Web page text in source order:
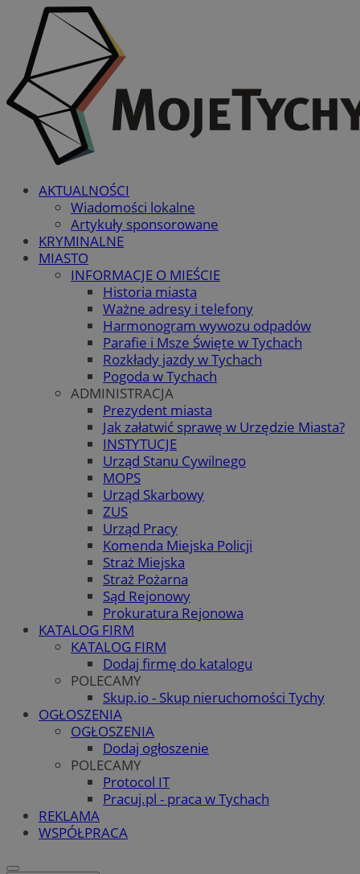
AKTUALNOŚCI
Wiadomości lokalne
Artykuły sponsorowane
KRYMINALNE
MIASTO
INFORMACJE O MIEŚCIE
Historia miasta
Ważne adresy i telefony
Harmonogram wywozu odpadów
Parafie i Msze Święte w Tychach
Rozkłady jazdy w Tychach
Pogoda w Tychach
ADMINISTRACJA
Prezydent miasta
Jak załatwić sprawę w Urzędzie Miasta?
INSTYTUCJE
Urząd Stanu Cywilnego
MOPS
Urząd Skarbowy
ZUS
Urząd Pracy
Komenda Miejska Policji
Straż Miejska
Straż Pożarna
Sąd Rejonowy
Prokuratura Rejonowa
KATALOG FIRM
KATALOG FIRM
Dodaj firmę do katalogu
POLECAMY
Skup.io - Skup nieruchomości Tychy
OGŁOSZENIA
OGŁOSZENIA
Dodaj ogłoszenie
POLECAMY
Protocol IT
Pracuj.pl - praca w Tychach
REKLAMA
WSPÓŁPRACA